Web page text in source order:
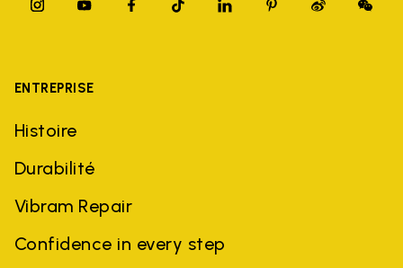
ENTREPRISE
Histoire
Durabilité
Vibram Repair
Confidence in every step